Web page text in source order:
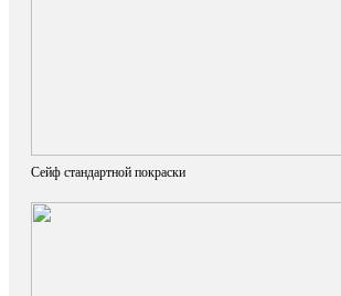
Сейф стандартной покраски